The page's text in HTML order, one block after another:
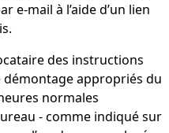
e-mail à l’aide d’un lien
des instructions
appropriés du
normales
- comme indiqué sur